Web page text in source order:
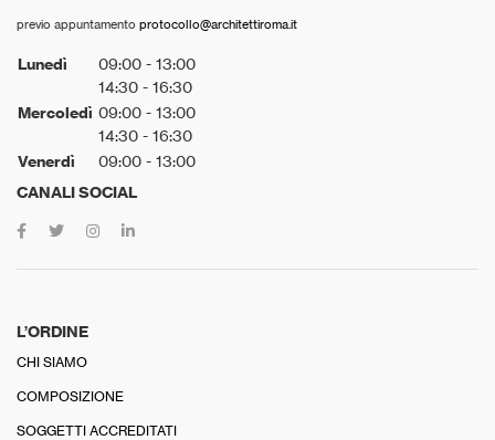
previo appuntamento protocollo@architettiroma.it
Lunedì
09:00 - 13:00
14:30 - 16:30
Mercoledì 09:00 - 13:00
14:30 - 16:30
Venerdì 09:00 - 13:00
CANALI SOCIAL
L’ORDINE
CHI SIAMO
COMPOSIZIONE
SOGGETTI ACCREDITATI